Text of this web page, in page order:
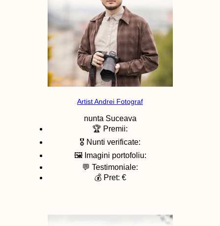
Artist Andrei Fotograf
nunta Suceava
🏆 Premii:
🎖️ Nunti verificate:
🖼️ Imagini portofoliu:
💬 Testimoniale:
💰 Pret: €